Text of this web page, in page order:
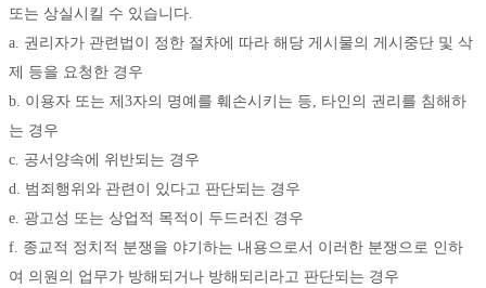
또는 상실시킬 수 있습니다.
a. 권리자가 관련법이 정한 절차에 따라 해당 게시물의 게시중단 및 삭
제 등을 요청한 경우
b. 이용자 또는 제3자의 명예를 훼손시키는 등, 타인의 권리를 침해하
는 경우
c. 공서양속에 위반되는 경우
d. 범죄행위와 관련이 있다고 판단되는 경우
e. 광고성 또는 상업적 목적이 두드러진 경우
f. 종교적 정치적 분쟁을 야기하는 내용으로서 이러한 분쟁으로 인하
여 의원의 업무가 방해되거나 방해되리라고 판단되는 경우